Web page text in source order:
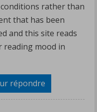
rather than
that has been
and this site reads
reading mood in
répondre